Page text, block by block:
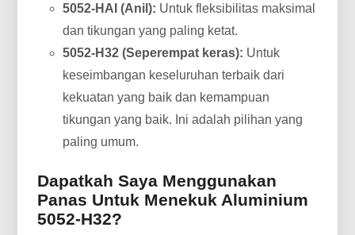
5052-HAI (Anil): Untuk fleksibilitas maksimal
dan tikungan yang paling ketat.
5052-H32 (Seperempat keras): Untuk
keseimbangan keseluruhan terbaik dari
kekuatan yang baik dan kemampuan
tikungan yang baik. Ini adalah pilihan yang
paling umum.
Dapatkah Saya Menggunakan
Panas Untuk Menekuk Aluminium
5052-H32?